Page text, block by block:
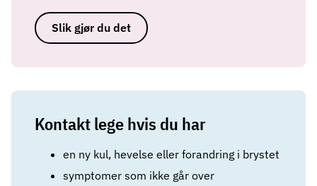
Slik gjør du det
Kontakt lege hvis du har
en ny kul, hevelse eller forandring i brystet
symptomer som ikke går over